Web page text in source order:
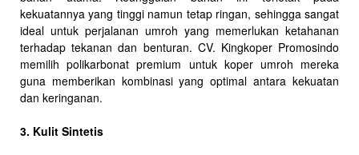
kekuatannya yang tinggi namun tetap ringan, sehingga sangat
ideal untuk perjalanan umroh yang memerlukan ketahanan
terhadap tekanan dan benturan. CV. Kingkoper Promosindo
memilih polikarbonat premium untuk koper umroh mereka
guna memberikan kombinasi yang optimal antara kekuatan
dan keringanan.
3. Kulit Sintetis